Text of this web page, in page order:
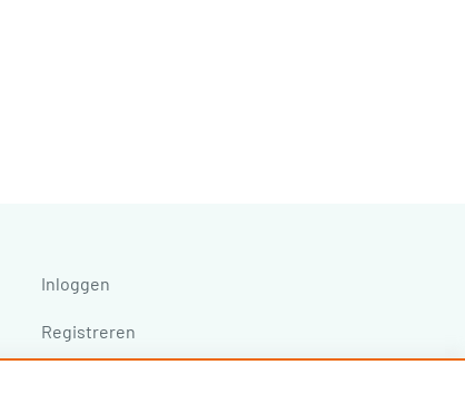
Inloggen
Registreren